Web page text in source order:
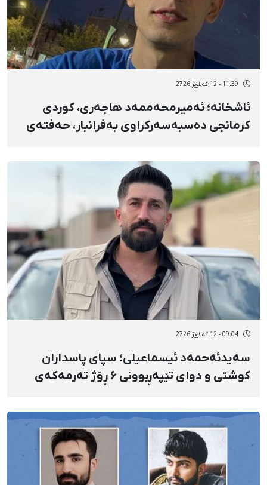
11:39 - 12 گەلاوێژ 2726
ئاشخانە؛ ئەمیرمحەممەد هاجەری، کوردی
کرمانجی دەسبەسەرکراوی بەفرانبار، حەفتەی
مانگ بەندکران ڕەوانەی بەندیخانە دەکرێت
09:04 - 12 گەلاوێژ 2726
سەیدئەحمەد ئیسماعیلی؛ سپای پاسداران
کوشتی و دوای تێپەڕبوونی ۶ ڕۆژ تەرمەکەی